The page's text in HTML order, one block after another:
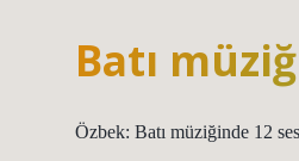
Batı
Özbek: Batı müziğinde 12